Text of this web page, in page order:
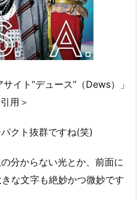
イト”デュース”（Dews）」
用＞
クト抜群ですね(笑)
分からない光とか、前面に
な文字も絶妙かつ微妙です